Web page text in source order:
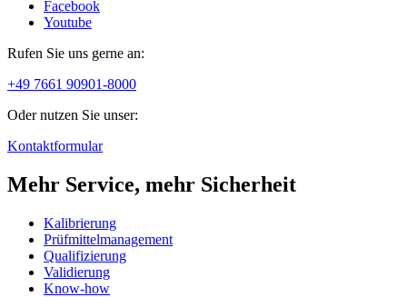
Facebook
Youtube
Rufen Sie uns gerne an:
+49 7661 90901-8000
Oder nutzen Sie unser:
Kontaktformular
Mehr Service, mehr Sicherheit
Kalibrierung
Prüfmittelmanagement
Qualifizierung
Validierung
Know-how